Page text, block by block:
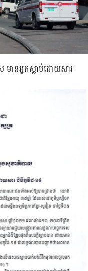
ាន​អ្នក​ស្លាប់​ដោយសារ​